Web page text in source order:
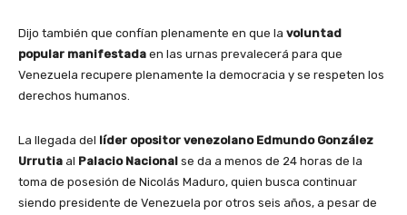
Dijo también que confían plenamente en que la voluntad
popular manifestada en las urnas prevalecerá para que
Venezuela recupere plenamente la democracia y se respeten los
derechos humanos.
La llegada del líder opositor venezolano Edmundo González
Urrutia al Palacio Nacional se da a menos de 24 horas de la
toma de posesión de Nicolás Maduro, quien busca continuar
siendo presidente de Venezuela por otros seis años, a pesar de